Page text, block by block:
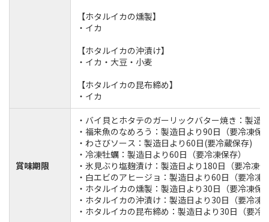
【ホタルイカの燻製】
・イカ
【ホタルイカの沖漬け】
・イカ・大豆・小麦
【ホタルイカの昆布締め】
・イカ
賞味期限
・バイ貝とホタテのガーリックバター焼き：製造
・福来魚のなめろう：製造日より90日（要冷凍保
・わさびソース：製造日より60日(要冷蔵保存)
・冷凍牡蠣：製造日より60日（要冷凍保存）
・氷見ぶり塩麹漬け：製造日より180日（要冷凍
・白エビのアヒージョ：製造日より60日（要冷凍
・ホタルイカの燻製：製造日より30日（要冷凍保
・ホタルイカの沖漬け：製造日より30日（要冷凍
・ホタルイカの昆布締め：製造日より30日（要冷